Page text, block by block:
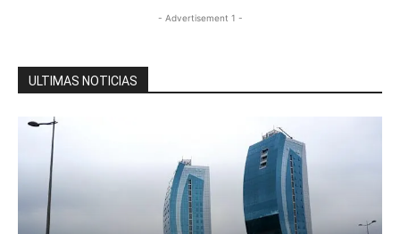
- Advertisement 1 -
ULTIMAS NOTICIAS